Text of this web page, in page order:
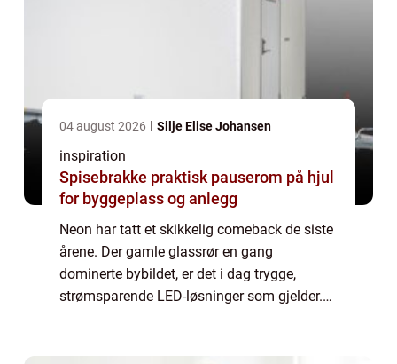
04 august 2026 Silje Elise Johansen
inspiration
Spisebrakke praktisk pauserom på hjul
for byggeplass og anlegg
Neon har tatt et skikkelig comeback de siste
årene. Der gamle glassrør en gang
dominerte bybildet, er det i dag trygge,
strømsparende LED-løsninger som gjelder.